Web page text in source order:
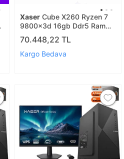
Xaser Cube X260 Ryzen 7
9800x3d 16gb Ddr5 Ram
512gb M.2 Nvme Ssd 8gb
Rtx5050 Sıvı Soğutmalı
Oyuncu Bilgisayar
70.448,22 TL
Kargo Bedava